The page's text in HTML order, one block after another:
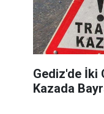
Gediz'de İki
Kazada